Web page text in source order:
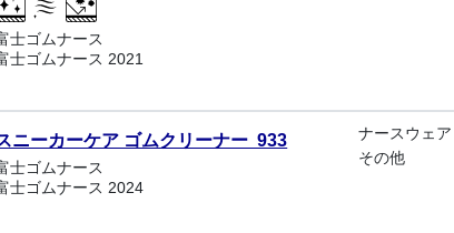
士ゴムナース
士ゴムナース 2021
ニーカーケア ゴムクリーナー 933
士ゴムナース
士ゴムナース 2024
ナースウェア
その他